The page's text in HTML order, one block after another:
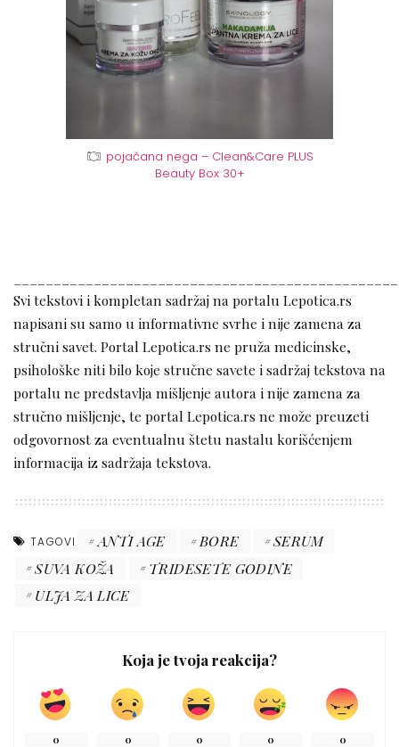
pojačana nega – Clean&Care PLUS
Beauty Box 30+
Svi tekstovi i kompletan sadržaj na portalu Lepotica.rs
napisani su samo u informativne svrhe i nije zamena za
stručni savet. Portal Lepotica.rs ne pruža medicinske,
psihološke niti bilo koje stručne savete i sadržaj tekstova na
portalu ne predstavlja mišljenje autora i nije zamena za
stručno mišljenje, te portal Lepotica.rs ne može preuzeti
odgovornost za eventualnu štetu nastalu korišćenjem
informacija iz sadržaja tekstova.
TAGOVI ANTI AGE BORE
SERUM
SUVA KOŽA
TRIDESETE GODINE
ULJA ZA LICE
Koja je tvoja reakcija?
0 0 0 0 0